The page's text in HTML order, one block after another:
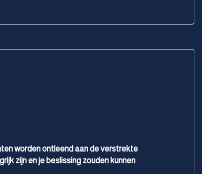
worden ontleend aan de verstrekte
zijn en je beslissing zouden kunnen